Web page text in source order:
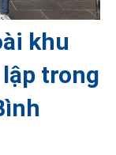
khu
trong